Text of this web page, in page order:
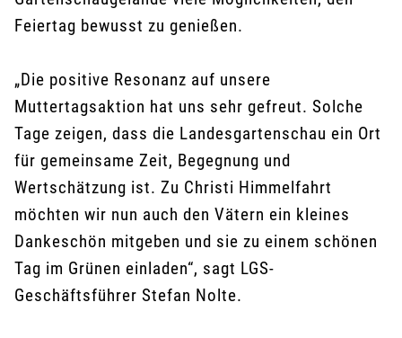
Feiertag bewusst zu genießen.
„Die positive Resonanz auf unsere
Muttertagsaktion hat uns sehr gefreut. Solche
Tage zeigen, dass die Landesgartenschau ein Ort
für gemeinsame Zeit, Begegnung und
Wertschätzung ist. Zu Christi Himmelfahrt
möchten wir nun auch den Vätern ein kleines
Dankeschön mitgeben und sie zu einem schönen
Tag im Grünen einladen“, sagt LGS-
Geschäftsführer Stefan Nolte.